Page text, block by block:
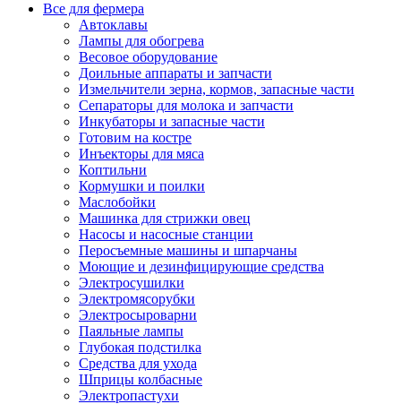
Все для фермера
Автоклавы
Лампы для обогрева
Весовое оборудование
Доильные аппараты и запчасти
Измельчители зерна, кормов, запасные части
Сепараторы для молока и запчасти
Инкубаторы и запасные части
Готовим на костре
Инъекторы для мяса
Коптильни
Кормушки и поилки
Маслобойки
Машинка для стрижки овец
Насосы и насосные станции
Перосъемные машины и шпарчаны
Моющие и дезинфицирующие средства
Электросушилки
Электромясорубки
Электросыроварни
Паяльные лампы
Глубокая подстилка
Средства для ухода
Шприцы колбасные
Электропастухи